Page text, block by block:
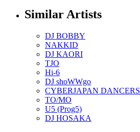
Similar Artists
DJ BOBBY
NAKKID
DJ KAORI
TJO
Hi-6
DJ shoWWgo
CYBERJAPAN DANCERS
TO/MO
U5 (Prog5)
DJ HOSAKA